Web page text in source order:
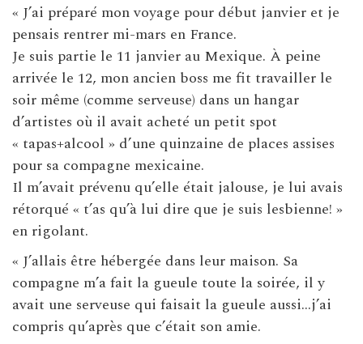
« J’ai préparé mon voyage pour début janvier et je
pensais rentrer mi-mars en France.
Je suis partie le 11 janvier au Mexique. À peine
arrivée le 12, mon ancien boss me fit travailler le
soir même (comme serveuse) dans un hangar
d’artistes où il avait acheté un petit spot
« tapas+alcool » d’une quinzaine de places assises
pour sa compagne mexicaine.
Il m’avait prévenu qu’elle était jalouse, je lui avais
rétorqué « t’as qu’à lui dire que je suis lesbienne! »
en rigolant.
« J’allais être hébergée dans leur maison. Sa
compagne m’a fait la gueule toute la soirée, il y
avait une serveuse qui faisait la gueule aussi…j’ai
compris qu’après que c’était son amie.